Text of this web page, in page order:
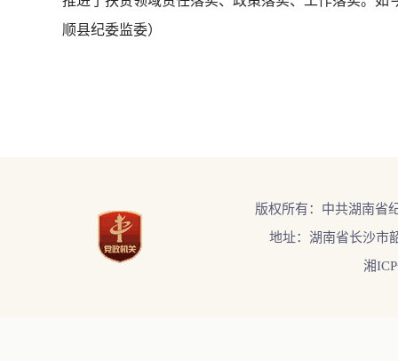
顺县纪委监委）
版权所有：中共湖南省
地址：湖南省长沙市
湘